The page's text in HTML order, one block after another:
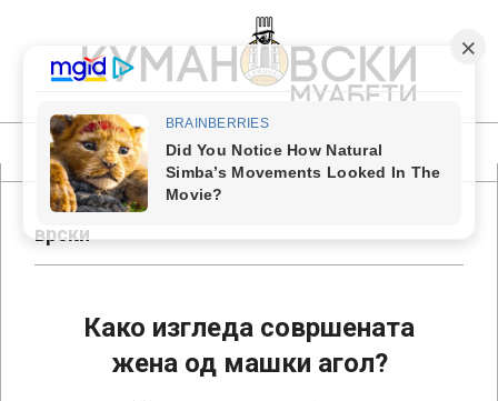
content
КУМАНОВСКИ
МУАБЕТИ
Primary
Navigation
Menuврски
Како изгледа совршената
жена од машки агол?